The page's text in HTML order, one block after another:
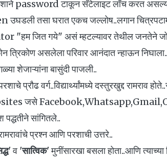
password टाकून सॅटेलाइट लाँच करत
तसा घरात एकच जल्लोष..लगान
"हम जित गये" असं म्हटल्यावर तेथील जनतेने जो
त्रिकोण असलेला परिवार आनंदात न्हाऊन
शेजाऱ्यांना बासुंदी पाजली..
प्रौढ वर्ग..विद्यार्थ्यांमध्ये दस्तुरखुद्द रामराव
जसे
पद्धतीने सांगितले..
प्रश्न आणि परशाची उत्तरे..
' व 'सात्विक' मुनींसारखा बसला होता..आणि